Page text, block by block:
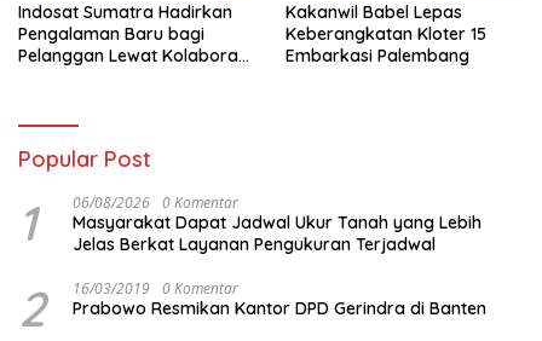
Indosat Sumatra Hadirkan
Pengalaman Baru bagi
Pelanggan Lewat Kolaborasi
Kakanwil Babel Lepas
Keberangkatan Kloter 15
Embarkasi Palembang
Popular Post
1 06/08/2026 0 Komentar
Masyarakat Dapat Jadwal Ukur Tanah yang Lebih
Jelas Berkat Layanan Pengukuran Terjadwal
2 16/03/2019 0 Komentar
Prabowo Resmikan Kantor DPD Gerindra di Banten